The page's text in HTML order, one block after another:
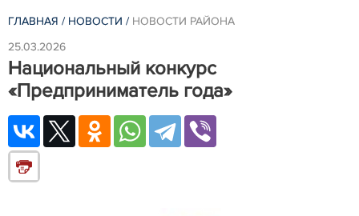
ГЛАВНАЯ / НОВОСТИ / НОВОСТИ РАЙОНА
25.03.2026
Национальный конкурс
«Предприниматель года»